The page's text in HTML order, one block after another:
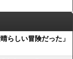
らしい冒険だった」